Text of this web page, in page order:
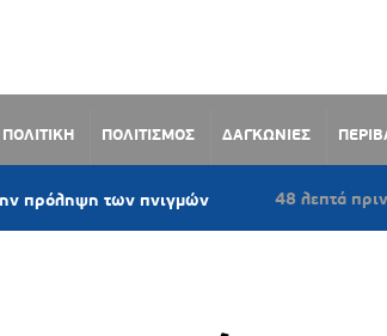
ΠΟΛΙΤΙΚΗ ΠΟΛΙΤΙΣΜΟΣ ΔΑΓΚΩΝΙΕΣ
των πνιγμών 48 λεπτά πριν